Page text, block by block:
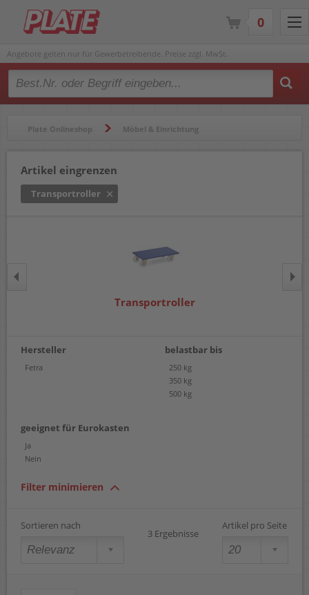
Angebote gelten nur für Gewerbetreibende. Preise zzgl. MwSt.
Type 2 or more characters for results.
Plate Onlineshop Möbel & Einrichtung
Artikel eingrenzen
Transportroller
Transportroller
Hersteller
Fetra
belastbar bis
250 kg
350 kg
500 kg
geeignet für Eurokasten
Ja
Nein
Filter minimieren
Sortieren nach
3 Ergebnisse
Artikel pro Seite
0